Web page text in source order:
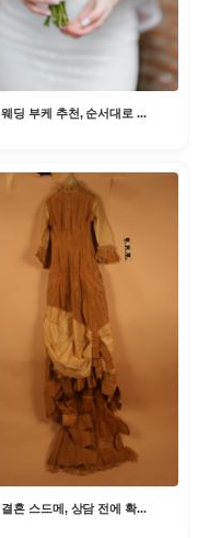
웨딩 부케 추천, 순서대로 ...
결혼 스드메, 상담 전에 확...